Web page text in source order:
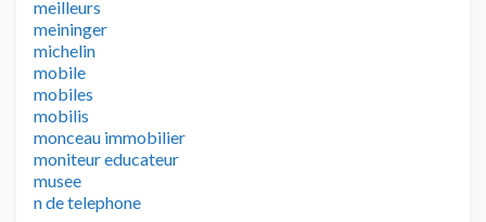
meilleurs
meininger
michelin
mobile
mobiles
mobilis
monceau immobilier
moniteur educateur
musee
n de telephone